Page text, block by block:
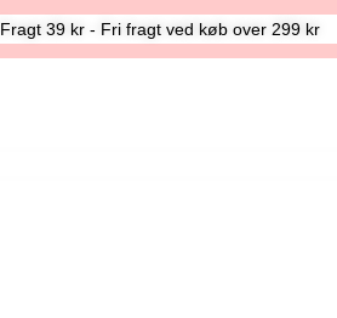
Fragt 39 kr - Fri fragt ved køb over 299 kr